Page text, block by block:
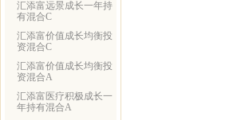
汇添富远景成长一年持
有混合C
汇添富价值成长均衡投
资混合C
汇添富价值成长均衡投
资混合A
汇添富医疗积极成长一
年持有混合A